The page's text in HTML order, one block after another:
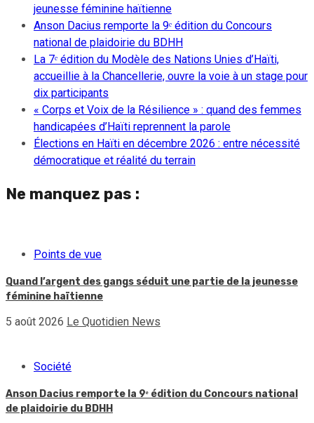
jeunesse féminine haïtienne
Anson Dacius remporte la 9ᵉ édition du Concours
national de plaidoirie du BDHH
La 7ᵉ édition du Modèle des Nations Unies d’Haïti,
accueillie à la Chancellerie, ouvre la voie à un stage pour
dix participants
« Corps et Voix de la Résilience » : quand des femmes
handicapées d’Haïti reprennent la parole
Élections en Haïti en décembre 2026 : entre nécessité
démocratique et réalité du terrain
Ne manquez pas :
Points de vue
Quand l’argent des gangs séduit une partie de la jeunesse
féminine haïtienne
5 août 2026 Le Quotidien News
Société
Anson Dacius remporte la 9ᵉ édition du Concours national
de plaidoirie du BDHH